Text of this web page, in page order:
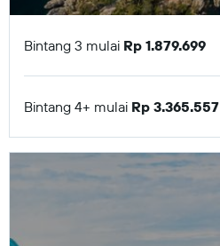
Bintang 3 mulai Rp 1.879.699
Bintang 4+ mulai Rp 3.365.557